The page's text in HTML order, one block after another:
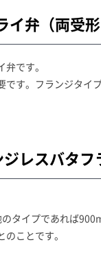
弁（両受形
です。
す。フランジタイ
レスバタフ
タイプであれば
ことです。